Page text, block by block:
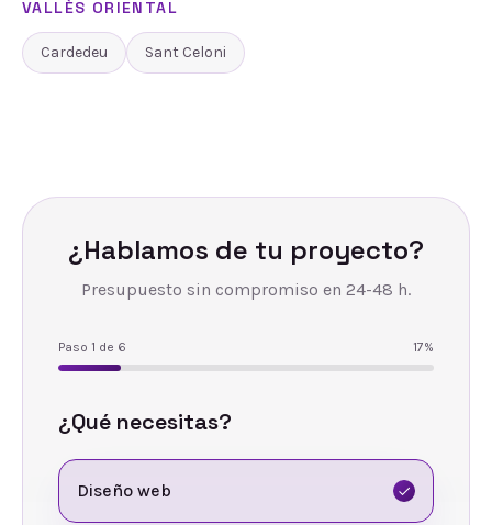
VALLÈS ORIENTAL
Cardedeu Sant Celoni
¿Hablamos de tu proyecto?
Presupuesto sin compromiso en 24-48 h.
Paso 1 de 6 17%
¿Qué necesitas?
Diseño web